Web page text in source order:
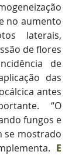
no aumento
laterais,
de flores
de
das
antes
“O
fungos e
se mostrado
E